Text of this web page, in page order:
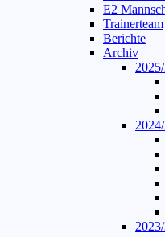
E2
Trainerteam
Berichte
Archiv